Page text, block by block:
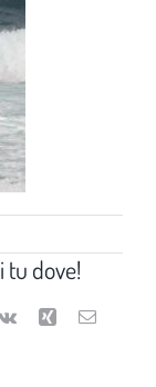
tu dove!
Vk Xing Email